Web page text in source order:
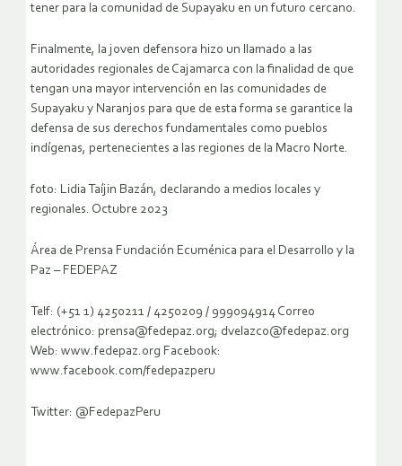
tener para la comunidad de Supayaku en un futuro cercano.
Finalmente, la joven defensora hizo un llamado a las
autoridades regionales de Cajamarca con la finalidad de que
tengan una mayor intervención en las comunidades de
Supayaku y Naranjos para que de esta forma se garantice la
defensa de sus derechos fundamentales como pueblos
indígenas, pertenecientes a las regiones de la Macro Norte.
foto: Lidia Taíjin Bazán, declarando a medios locales y
regionales. Octubre 2023
Área de Prensa Fundación Ecuménica para el Desarrollo y la
Paz – FEDEPAZ
Telf: (+51 1) 4250211 / 4250209 / 999094914 Correo
electrónico: prensa@fedepaz.org; dvelazco@fedepaz.org
Web: www.fedepaz.org Facebook:
www.facebook.com/fedepazperu
Twitter: @FedepazPeru